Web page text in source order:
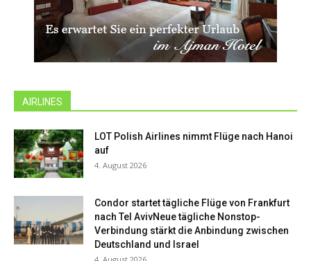
AIRLINES
LOT Polish Airlines nimmt Flüge nach Hanoi
auf
4. August 2026
Condor startet tägliche Flüge von Frankfurt
nach Tel AvivNeue tägliche Nonstop-
Verbindung stärkt die Anbindung zwischen
Deutschland und Israel